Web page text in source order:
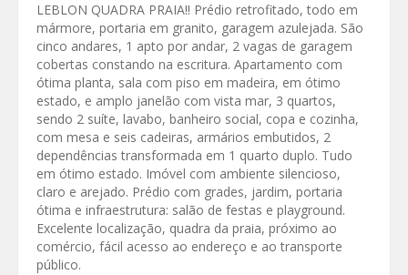
LEBLON QUADRA PRAIA!! Prédio retrofitado, todo em
mármore, portaria em granito, garagem azulejada. São
cinco andares, 1 apto por andar, 2 vagas de garagem
cobertas constando na escritura. Apartamento com
ótima planta, sala com piso em madeira, em ótimo
estado, e amplo janelão com vista mar, 3 quartos,
sendo 2 suíte, lavabo, banheiro social, copa e cozinha,
com mesa e seis cadeiras, armários embutidos, 2
dependências transformada em 1 quarto duplo. Tudo
em ótimo estado. Imóvel com ambiente silencioso,
claro e arejado. Prédio com grades, jardim, portaria
ótima e infraestrutura: salão de festas e playground.
Excelente localização, quadra da praia, próximo ao
comércio, fácil acesso ao endereço e ao transporte
público.